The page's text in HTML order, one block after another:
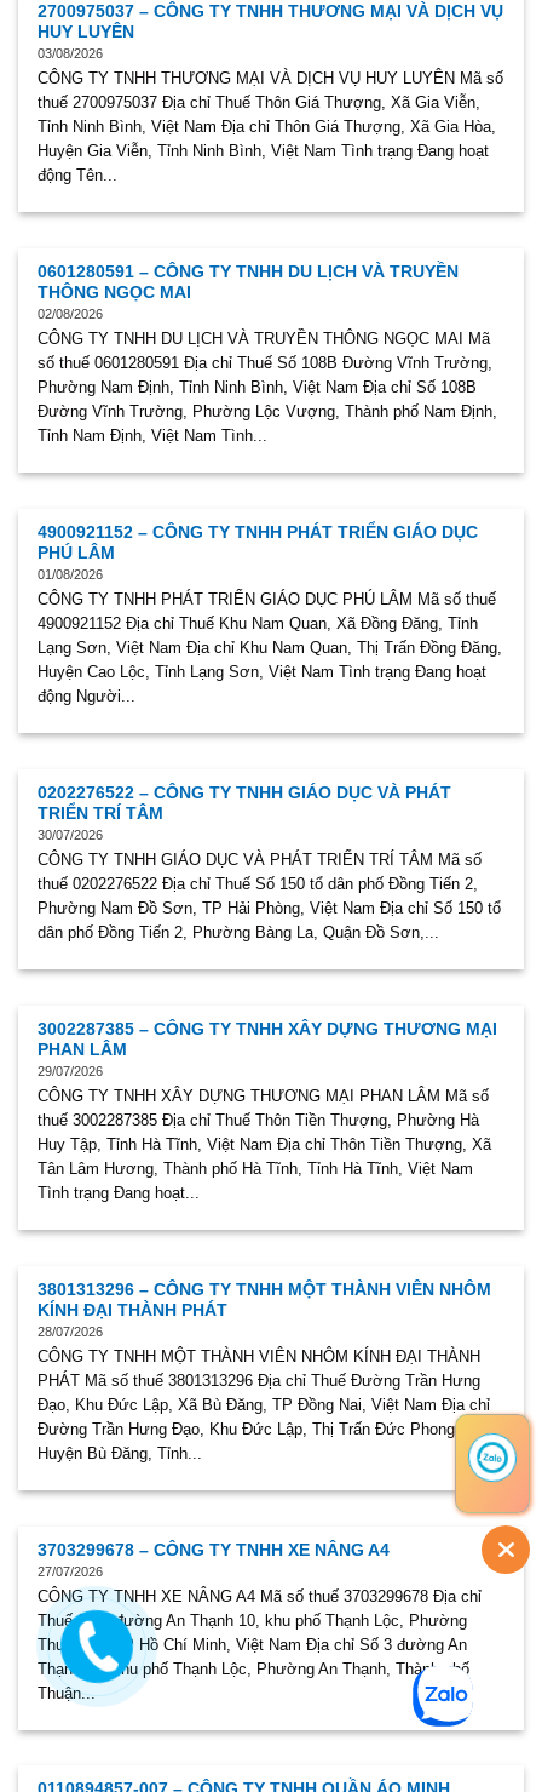
2700975037 – CÔNG TY TNHH THƯƠNG MẠI VÀ DỊCH VỤ
HUY LUYÊN
03/08/2026
CÔNG TY TNHH THƯƠNG MẠI VÀ DỊCH VỤ HUY LUYÊN Mã số
thuế 2700975037 Địa chỉ Thuế Thôn Giá Thượng, Xã Gia Viễn,
Tỉnh Ninh Bình, Việt Nam Địa chỉ Thôn Giá Thượng, Xã Gia Hòa,
Huyện Gia Viễn, Tỉnh Ninh Bình, Việt Nam Tình trạng Đang hoạt
động Tên...
0601280591 – CÔNG TY TNHH DU LỊCH VÀ TRUYỀN
THÔNG NGỌC MAI
02/08/2026
CÔNG TY TNHH DU LỊCH VÀ TRUYỀN THÔNG NGỌC MAI Mã
số thuế 0601280591 Địa chỉ Thuế Số 108B Đường Vĩnh Trường,
Phường Nam Định, Tỉnh Ninh Bình, Việt Nam Địa chỉ Số 108B
Đường Vĩnh Trường, Phường Lộc Vượng, Thành phố Nam Định,
Tỉnh Nam Định, Việt Nam Tình...
4900921152 – CÔNG TY TNHH PHÁT TRIỂN GIÁO DỤC
PHÚ LÂM
01/08/2026
CÔNG TY TNHH PHÁT TRIỂN GIÁO DỤC PHÚ LÂM Mã số thuế
4900921152 Địa chỉ Thuế Khu Nam Quan, Xã Đồng Đăng, Tỉnh
Lạng Sơn, Việt Nam Địa chỉ Khu Nam Quan, Thị Trấn Đồng Đăng,
Huyện Cao Lộc, Tỉnh Lạng Sơn, Việt Nam Tình trạng Đang hoạt
động Người...
0202276522 – CÔNG TY TNHH GIÁO DỤC VÀ PHÁT
TRIỂN TRÍ TÂM
30/07/2026
CÔNG TY TNHH GIÁO DỤC VÀ PHÁT TRIỂN TRÍ TÂM Mã số
thuế 0202276522 Địa chỉ Thuế Số 150 tổ dân phố Đồng Tiến 2,
Phường Nam Đồ Sơn, TP Hải Phòng, Việt Nam Địa chỉ Số 150 tổ
dân phố Đồng Tiến 2, Phường Bàng La, Quận Đồ Sơn,...
3002287385 – CÔNG TY TNHH XÂY DỰNG THƯƠNG MẠI
PHAN LÂM
29/07/2026
CÔNG TY TNHH XÂY DỰNG THƯƠNG MẠI PHAN LÂM Mã số
thuế 3002287385 Địa chỉ Thuế Thôn Tiền Thượng, Phường Hà
Huy Tập, Tỉnh Hà Tĩnh, Việt Nam Địa chỉ Thôn Tiền Thượng, Xã
Tân Lâm Hương, Thành phố Hà Tĩnh, Tỉnh Hà Tĩnh, Việt Nam
Tình trạng Đang hoạt...
3801313296 – CÔNG TY TNHH MỘT THÀNH VIÊN NHÔM
KÍNH ĐẠI THÀNH PHÁT
28/07/2026
CÔNG TY TNHH MỘT THÀNH VIÊN NHÔM KÍNH ĐẠI THÀNH
PHÁT Mã số thuế 3801313296 Địa chỉ Thuế Đường Trần Hưng
Đạo, Khu Đức Lập, Xã Bù Đăng, TP Đồng Nai, Việt Nam Địa chỉ
Đường Trần Hưng Đạo, Khu Đức Lập, Thị Trấn Đức Phong,
Huyện Bù Đăng, Tỉnh...
3703299678 – CÔNG TY TNHH XE NÂNG A4
27/07/2026
CÔNG TY TNHH XE NÂNG A4 Mã số thuế 3703299678 Địa chỉ
Thuế Số 3 đường An Thạnh 10, khu phố Thạnh Lộc, Phường
Thuận An, TP Hồ Chí Minh, Việt Nam Địa chỉ Số 3 đường An
Thạnh 10, khu phố Thạnh Lộc, Phường An Thạnh, Thành phố
Thuận...